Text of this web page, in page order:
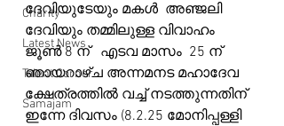
Charity
Latest News
Talent Corner
Samajam
ദേവിയുടേയും മകൾ  അഞ്ജലി
ദേവിയും തമ്മിലുള്ള വിവാഹം
ജൂൺ 8 ന്   എടവ മാസം  25 ന്
ഞായറാഴ്ച അന്നമനട മഹാദേവ
ക്ഷേത്രത്തിൽ വച്ച് നടത്തുന്നതിന്
ഇന്നേ ദിവസം (8.2.25 മോനിപ്പള്ളി